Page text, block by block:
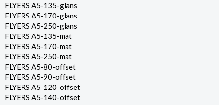
FLYERS A5-135-glans
FLYERS A5-170-glans
FLYERS A5-250-glans
FLYERS A5-135-mat
FLYERS A5-170-mat
FLYERS A5-250-mat
FLYERS A5-80-offset
FLYERS A5-90-offset
FLYERS A5-120-offset
FLYERS A5-140-offset